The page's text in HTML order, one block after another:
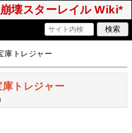
崩壊スターレイル Wiki*
庫トレジャー
トレジャー